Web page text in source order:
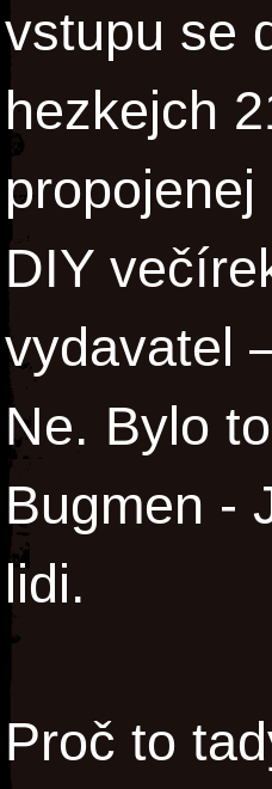
vstupu se
hezkejch
DIY
vydavatel
Ne. Bylo
Bugmen -
lidi.
Proč to